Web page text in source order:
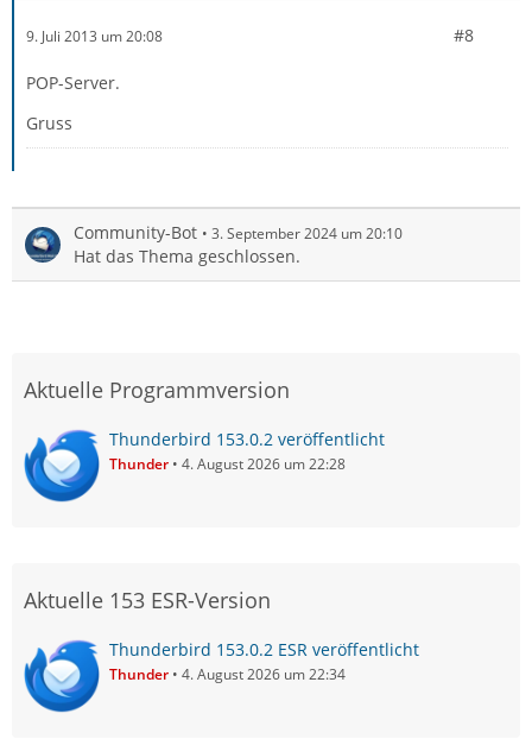
9. Juli 2013 um 20:08 #8
POP-Server.
Gruss
Community-Bot 3. September 2024 um 20:10
Hat das Thema geschlossen.
Aktuelle Programmversion
Thunderbird 153.0.2 veröffentlicht
Thunder 4. August 2026 um 22:28
Aktuelle 153 ESR-Version
Thunderbird 153.0.2 ESR veröffentlicht
Thunder 4. August 2026 um 22:34